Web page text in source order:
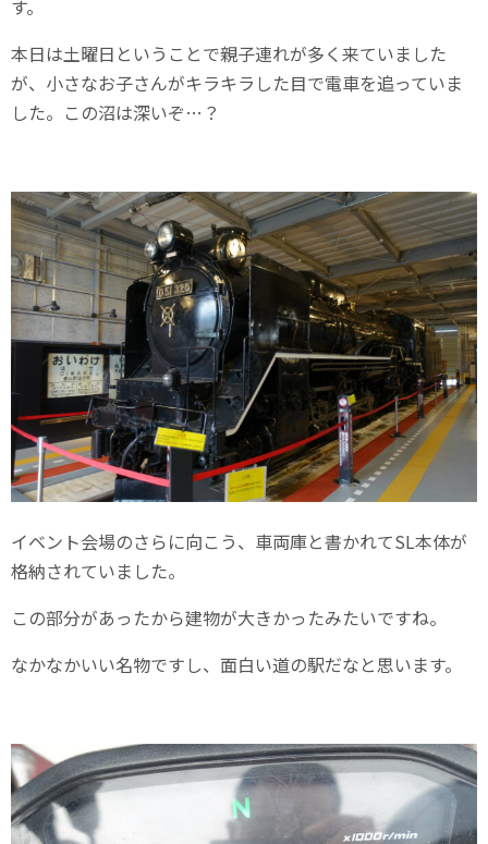
す。
本日は土曜日ということで親子連れが多く来ていました
が、小さなお子さんがキラキラした目で電車を追っていま
した。この沼は深いぞ…？
イベント会場のさらに向こう、車両庫と書かれてSL本体が
格納されていました。
この部分があったから建物が大きかったみたいですね。
なかなかいい名物ですし、面白い道の駅だなと思います。